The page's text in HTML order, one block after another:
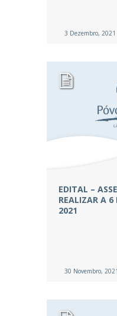
3 Dezembro, 2021
EDITAL –
REALIZAR A 6
2021
30 Novembro, 2021